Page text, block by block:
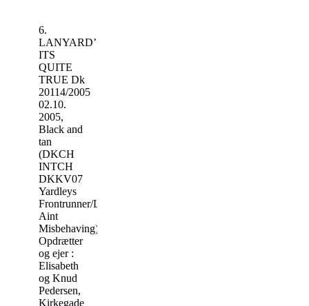
6.
LANYARD’S
ITS
QUITE
TRUE Dk
20114/2005
02.10.
2005,
Black and
tan
(DKCH
INTCH
DKKV07
Yardleys
Frontrunner/Legend’s
Aint
Misbehaving)
Opdrætter
og ejer :
Elisabeth
og Knud
Pedersen,
Kirkegade